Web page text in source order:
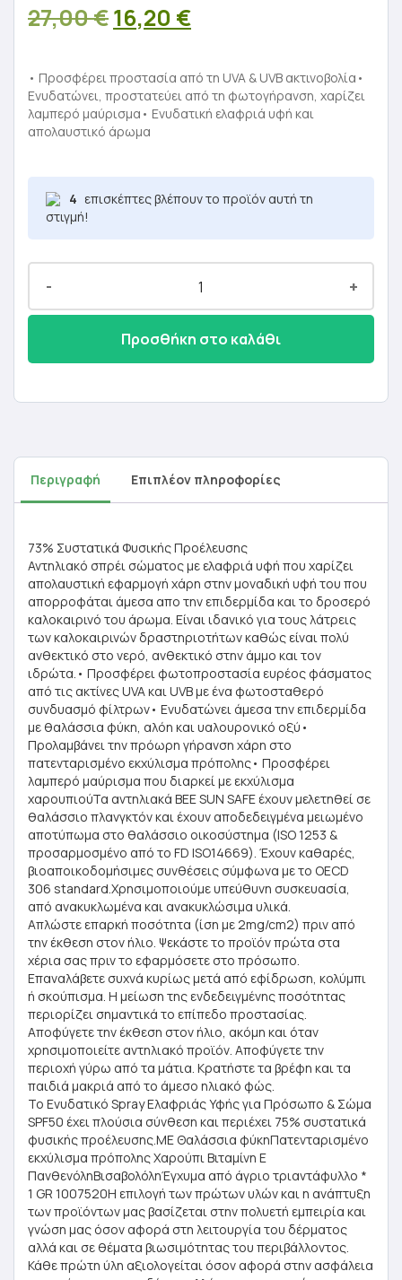
27,00€Original
was:
27,00 €.
16,20 €Η
τιμή
είναι:
• Προσφέρει προστασία από τη UVA & UVB ακτινοβολία•
Ενυδατώνει, προστατεύει από τη φωτογήρανση, χαρίζει
λαμπερό μαύρισμα• Ενυδατική ελαφριά υφή και
απολαυστικό άρωμα
4 επισκέπτες βλέπουν το προϊόν αυτή τη
στιγμή!
- +
Προσθήκη στο καλάθι
Περιγραφή Επιπλέον πληροφορίες
73% Συστατικά Φυσικής Προέλευσης
Αντηλιακό σπρέι σώματος με ελαφριά υφή που χαρίζει
απολαυστική εφαρμογή χάρη στην μοναδική υφή του που
απορροφάται άμεσα απο την επιδερμίδα και το δροσερό
καλοκαιρινό του άρωμα. Είναι ιδανικό για τους λάτρεις
των καλοκαιρινών δραστηριοτήτων καθώς είναι πολύ
ανθεκτικό στο νερό, ανθεκτικό στην άμμο και τον
ιδρώτα.• Προσφέρει φωτοπροστασία ευρέος φάσματος
από τις ακτίνες UVA και UVB με ένα φωτοσταθερό
συνδυασμό φίλτρων• Ενυδατώνει άμεσα την επιδερμίδα
με θαλάσσια φύκη, αλόη και υαλουρονικό οξύ•
Προλαμβάνει την πρόωρη γήρανση χάρη στο
πατενταρισμένο εκχύλισμα πρόπολης• Προσφέρει
λαμπερό μαύρισμα που διαρκεί με εκχύλισμα
χαρουπιούΤα αντηλιακά BEE SUN SAFE έχουν μελετηθεί σε
θαλάσσιο πλανγκτόν και έχουν αποδεδειγμένα μειωμένο
αποτύπωμα στο θαλάσσιο οικοσύστημα (ISO 1253 &
προσαρμοσμένο από το FD ISO14669). Έχουν καθαρές,
βιοαποικοδομήσιμες συνθέσεις σύμφωνα με το OECD
306 standard.Χρησιμοποιούμε υπεύθυνη συσκευασία,
από ανακυκλωμένα και ανακυκλώσιμα υλικά.
Απλώστε επαρκή ποσότητα (ίση με 2mg/cm2) πριν από
την έκθεση στον ήλιο. Ψεκάστε το προϊόν πρώτα στα
χέρια σας πριν το εφαρμόσετε στο πρόσωπο.
Επαναλάβετε συχνά κυρίως μετά από εφίδρωση, κολύμπι
ή σκούπισμα. Η μείωση της ενδεδειγμένης ποσότητας
περιορίζει σημαντικά το επίπεδο προστασίας.
Αποφύγετε την έκθεση στον ήλιο, ακόμη και όταν
χρησιμοποιείτε αντηλιακό προϊόν. Αποφύγετε την
περιοχή γύρω από τα μάτια. Κρατήστε τα βρέφη και τα
παιδιά μακριά από το άμεσο ηλιακό φώς.
To Ενυδατικό Spray Ελαφριάς Υφής για Πρόσωπο & Σώμα
SPF50 έχει πλούσια σύνθεση και περιέχει 75% συστατικά
φυσικής προέλευσης.ΜΕ Θαλάσσια φύκηΠατενταρισμένο
εκχύλισμα πρόπολης Χαρούπι Βιταμίνη Ε
ΠανθενόληΒισαβολόληΈγχυμα από άγριο τριαντάφυλλο *
1 GR 1007520Η επιλογή των πρώτων υλών και η ανάπτυξη
των προϊόντων μας βασίζεται στην πολυετή εμπειρία και
γνώση μας όσον αφορά στη λειτουργία του δέρματος
αλλά και σε θέματα βιωσιμότητας του περιβάλλοντος.
Κάθε πρώτη ύλη αξιολογείται όσον αφορά στην ασφάλεια